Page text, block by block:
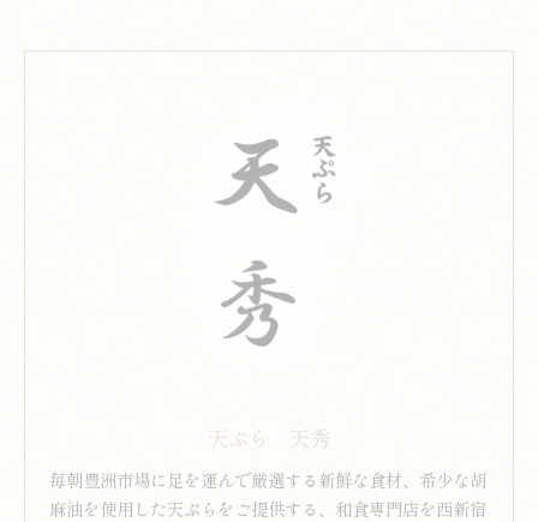
天ぷら 天秀
毎朝豊洲市場に足を運んで厳選する新鮮な食材、希少な胡
麻油を使用した天ぷらをご提供する、和食専門店を西新宿